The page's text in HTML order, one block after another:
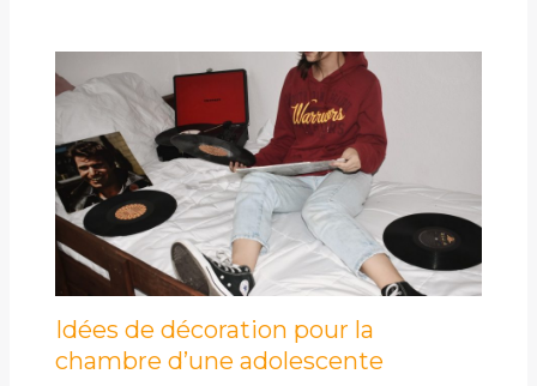
Idées de décoration pour la
chambre d’une adolescente